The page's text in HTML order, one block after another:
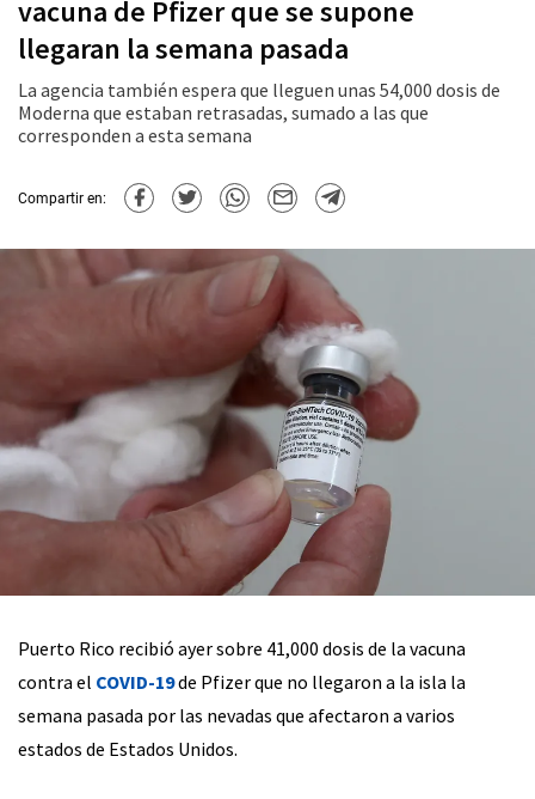
vacuna de Pfizer que se supone
llegaran la semana pasada
La agencia también espera que lleguen unas 54,000 dosis de
Moderna que estaban retrasadas, sumado a las que
corresponden a esta semana
Compartir en:
Puerto Rico recibió ayer sobre 41,000 dosis de la vacuna
contra el COVID-19de Pfizer que no llegaron a la isla la
semana pasada por las nevadas que afectaron a varios
estados de Estados Unidos.